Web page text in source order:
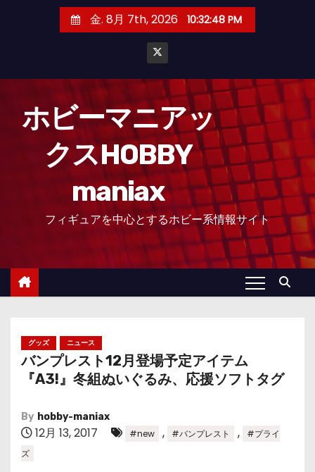
金. 8月 7th, 2026 10:32:49 PM
ホビーマニアッ
クスHOBBY
maniax
フィギュアを中心とするホビー系情報サイト
グッズ ニュース
バンプレスト12月登場予定アイテム
『A3!』冬組ぬいぐるみ、応援ソフトタグ
By hobby-maniax
12月 13, 2017 #new , #バンプレスト ,
#プライ
ズ